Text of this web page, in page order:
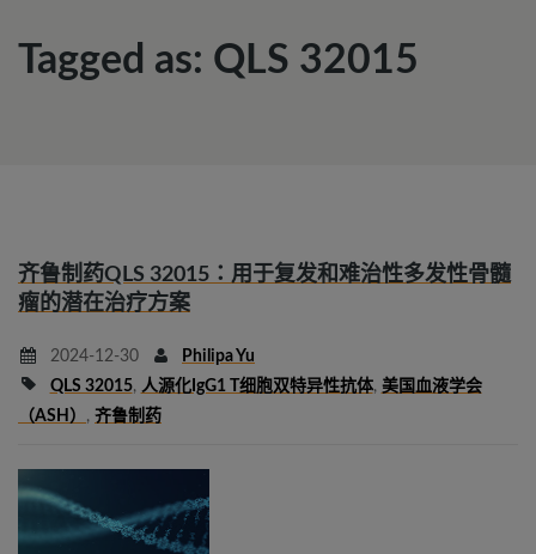
Tagged as: QLS 32015
齐鲁制药QLS 32015：用于复发和难治性多发性骨髓
瘤的潜在治疗方案
2024-12-30
Philipa Yu
QLS 32015, 人源化IgG1 T细胞双特异性抗体, 美国血液学会
（ASH） , 齐鲁制药